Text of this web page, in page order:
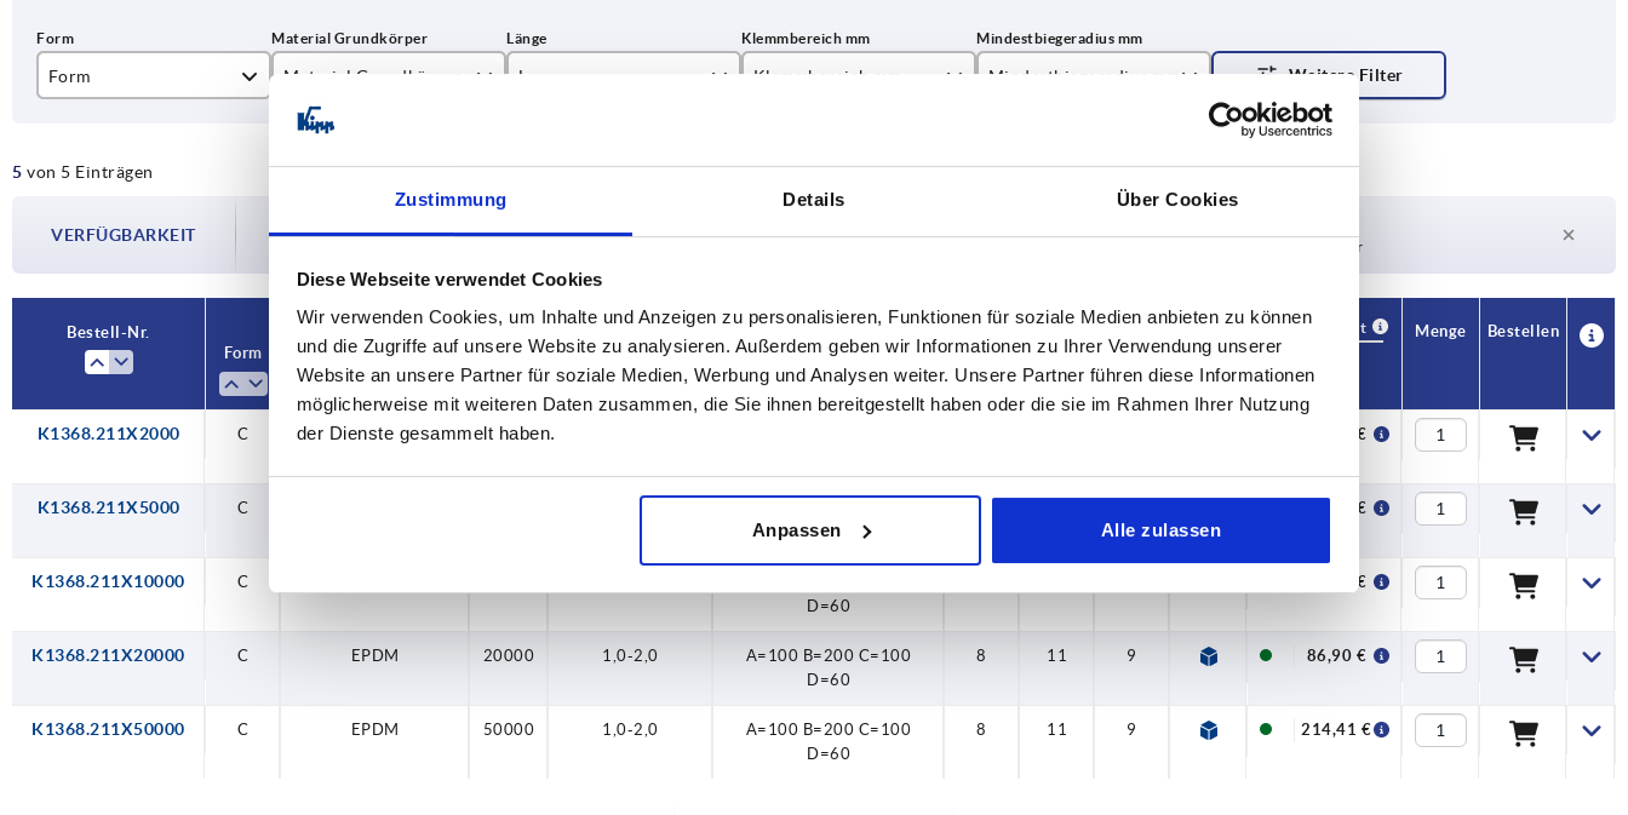
Zustimmung Details Über Cookies
Diese Webseite verwendet Cookies
Wir verwenden Cookies, um Inhalte und Anzeigen zu personalisieren, Funktionen für soziale Medien anbieten zu können
und die Zugriffe auf unsere Website zu analysieren. Außerdem geben wir Informationen zu Ihrer Verwendung unserer
Website an unsere Partner für soziale Medien, Werbung und Analysen weiter. Unsere Partner führen diese Informationen
möglicherweise mit weiteren Daten zusammen, die Sie ihnen bereitgestellt haben oder die sie im Rahmen Ihrer Nutzung
der Dienste gesammelt haben.
Anpassen Alle zulassen
Form Material Grundkörper
EPDM
L
5000
20000
50000
Klemmbereich mm Mindestbiegeradius mm
5 von 5 Einträgen TABELLE VERGRÖSSERN
VERFÜGBARKEIT
Die Verfügbarkeiten werden in regelmäßigen Abständen mehrmals täglich aktualisiert.
Im finalen Schritt vor Abschluss Ihrer Bestellung erfahren Sie das bestätigte
Derzeit nicht auf Lager
Bestell-Nr.
Form
Material Grundkörper L Klemmbereich mm Mindestbiegeradius mm B H B1
Verfügbarkeit
Menge Bestellen
K1368.211X2000 C EPDM 2000 10,39 €
K1368.211X5000 C
D=60
23,14 €
K1368.211X10000 C
D=60
44,40 €
K1368.211X20000 C EPDM 20000 1,0-2,0
A=100 B=200 C=100
D=60
8 11 9 86,90 €
K1368.211X50000 C EPDM 50000 1,0-2,0
A=100 B=200 C=100
D=60
8 11 9 214,41 €